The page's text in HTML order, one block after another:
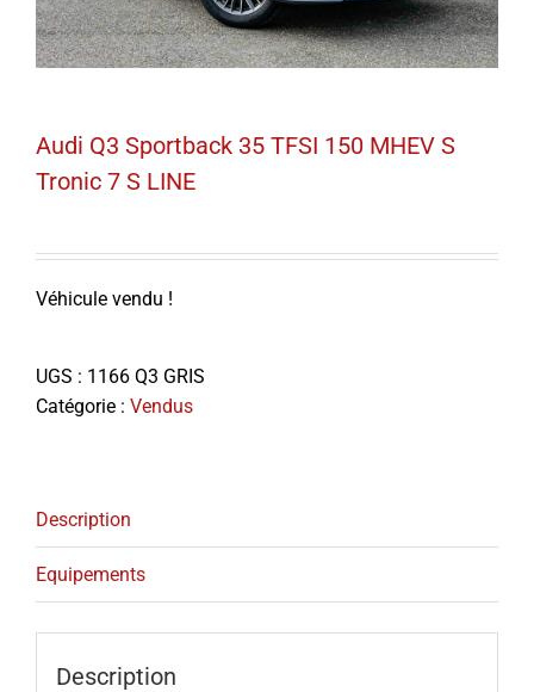
Audi Q3 Sportback 35 TFSI 150 MHEV S
Tronic 7 S LINE
Véhicule vendu !
UGS : 1166 Q3 GRIS
Catégorie : Vendus
Description
Equipements
Description